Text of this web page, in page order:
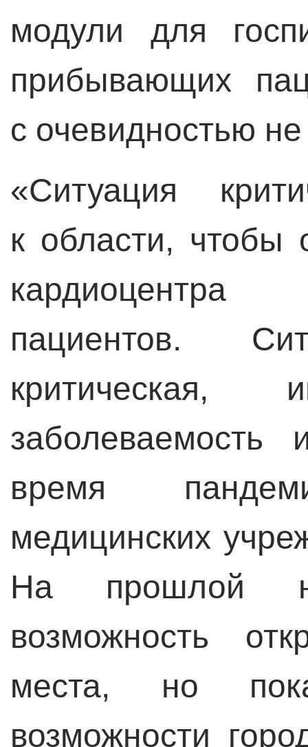
модули для
прибывающих
с очевидностью не
«Ситуация
к области, чтобы
пациентов.
критическая,
время
медицинских
На прошлой
возможность
места, но
возможности